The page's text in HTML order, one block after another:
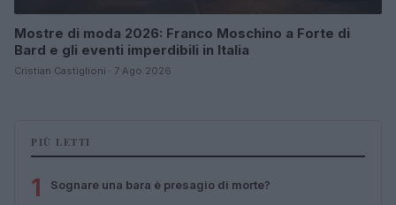
Mostre di moda 2026: Franco Moschino a Forte di
Bard e gli eventi imperdibili in Italia
Cristian Castiglioni · 7 Ago 2026
PIÙ LETTI
1 Sognare una bara è presagio di morte?